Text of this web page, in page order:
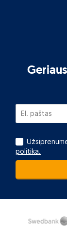
politika.